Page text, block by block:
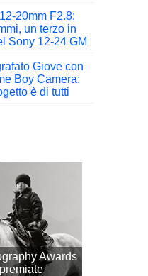
20mm F2.8:
un terzo in
Sony 12-24 GM
Giove con
Boy Camera:
è di tutti
Awards